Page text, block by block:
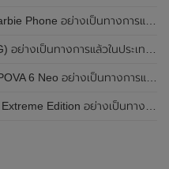
างเป็นทางการแล้ว มาพร้อมธีมสีชมพูสดใส
เป็นทางการแล้วในประเทศอินเดีย
ทางการแล้วในประเทศไทย ในราคา 8,499 บาท
อย่างเป็นทางการแล้วในประเทศจีน